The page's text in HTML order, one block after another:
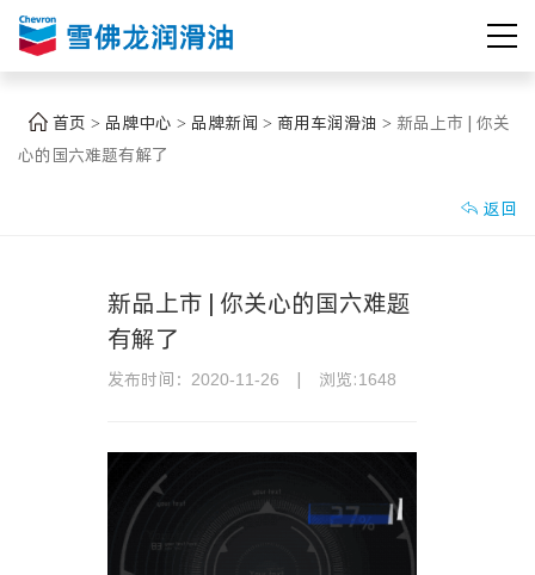
首页 > 品牌中心 > 品牌新闻 > 商用车润滑油 > 新品上市 | 你关
心的国六难题有解了
 返回
新品上市 | 你关心的国六难题
有解了
发布时间： 2020-11-26 | 浏览:1648